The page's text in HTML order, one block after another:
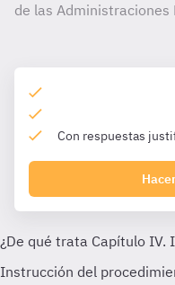
de las Administraciones
Con respuestas